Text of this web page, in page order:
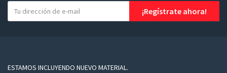
u
a
¡Regístrate ahora!
ESTAMOS INCLUYENDO NUEVO MATERIAL.